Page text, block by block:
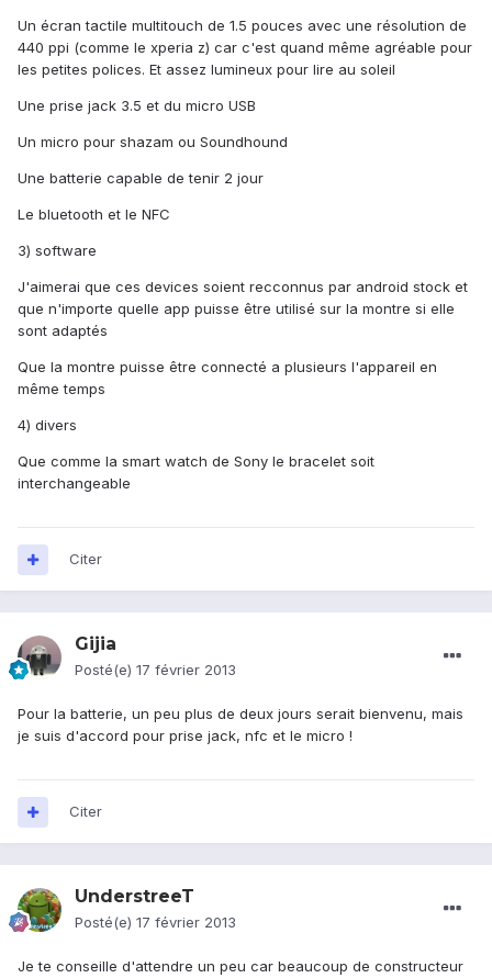
Un écran tactile multitouch de 1.5 pouces avec une résolution de
440 ppi (comme le xperia z) car c'est quand même agréable pour
les petites polices. Et assez lumineux pour lire au soleil
Une prise jack 3.5 et du micro USB
Un micro pour shazam ou Soundhound
Une batterie capable de tenir 2 jour
Le bluetooth et le NFC
3) software
J'aimerai que ces devices soient recconnus par android stock et
que n'importe quelle app puisse être utilisé sur la montre si elle
sont adaptés
Que la montre puisse être connecté a plusieurs l'appareil en
même temps
4) divers
Que comme la smart watch de Sony le bracelet soit
interchangeable
Citer
Gijia
Posté(e) 17 février 2013
Pour la batterie, un peu plus de deux jours serait bienvenu, mais
je suis d'accord pour prise jack, nfc et le micro !
Citer
UnderstreeT
Posté(e) 17 février 2013
Je te conseille d'attendre un peu car beaucoup de constructeur